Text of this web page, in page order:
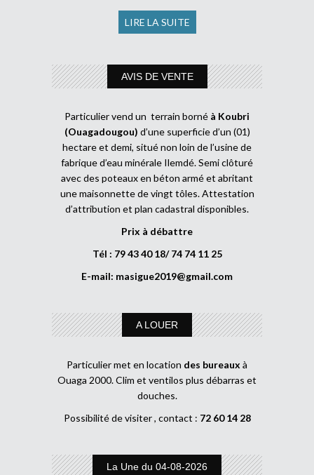
LIRE LA SUITE
AVIS DE VENTE
Particulier vend un terrain borné à Koubri
(Ouagadougou) d’une superficie d’un (01)
hectare et demi, situé non loin de l’usine de
fabrique d’eau minérale Ilemdé. Semi clôturé
avec des poteaux en béton armé et abritant
une maisonnette de vingt tôles. Attestation
d’attribution et plan cadastral disponibles.
Prix à débattre
Tél : 79 43 40 18/ 74 74 11 25
E-mail: masigue2019@gmail.com
A LOUER
Particulier met en location des bureaux à
Ouaga 2000. Clim et ventilos plus débarras et
douches.
Possibilité de visiter , contact : 72 60 14 28
La Une du 04-08-2026